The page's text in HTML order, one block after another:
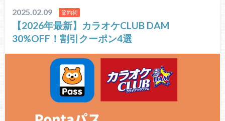
2025.02.09 節約術
【2026年最新】カラオケCLUB DAM
30%OFF！割引クーポン4選